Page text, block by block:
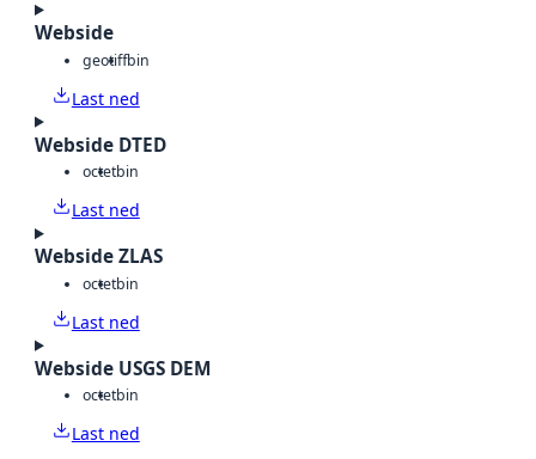
Webside
geotiffbin
Last ned
Webside DTED
octetbin
Last ned
Webside ZLAS
octetbin
Last ned
Webside USGS DEM
octetbin
Last ned